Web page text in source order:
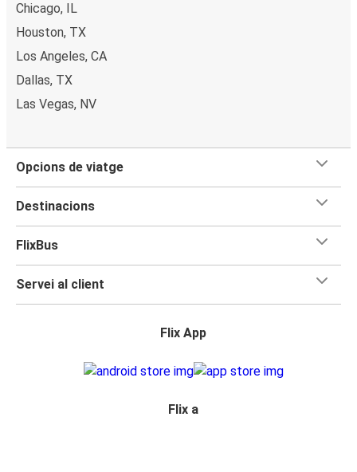
Chicago, IL
Houston, TX
Los Angeles, CA
Dallas, TX
Las Vegas, NV
Opcions de viatge
Destinacions
FlixBus
Servei al client
Flix App
Flix a